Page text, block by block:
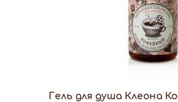
Гель для душа Клеона